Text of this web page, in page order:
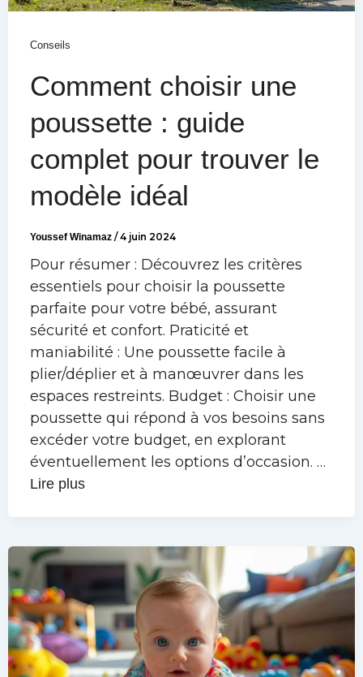
Conseils
Comment choisir une
poussette : guide
complet pour trouver le
modèle idéal
Youssef Winamaz / 4 juin 2024
Pour résumer : Découvrez les critères
essentiels pour choisir la poussette
parfaite pour votre bébé, assurant
sécurité et confort. Praticité et
maniabilité : Une poussette facile à
plier/déplier et à manœuvrer dans les
espaces restreints. Budget : Choisir une
poussette qui répond à vos besoins sans
excéder votre budget, en explorant
éventuellement les options d’occasion. …
Lire plus